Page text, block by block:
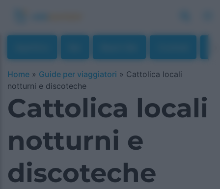
Home » Guide per viaggiatori » Cattolica locali
notturni e discoteche
Cattolica locali
notturni e
discoteche